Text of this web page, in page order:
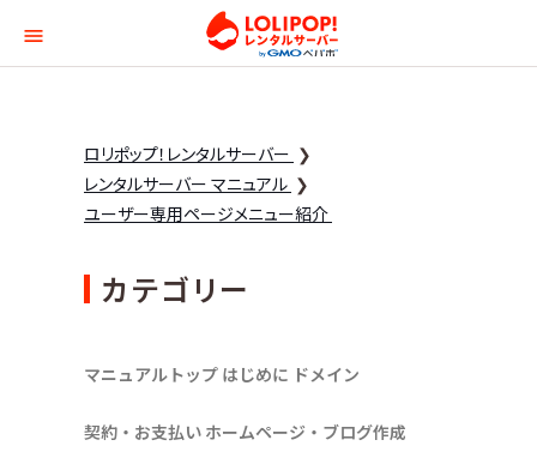
ロリポップ！レンタル
ロリポップ！レンタルサーバー
レンタルサーバー マニュアル
ユーザー専用ページメニュー紹介
カテゴリー
マニュアルトップ はじめに ドメイン
契約・お支払い ホームページ・ブログ作成